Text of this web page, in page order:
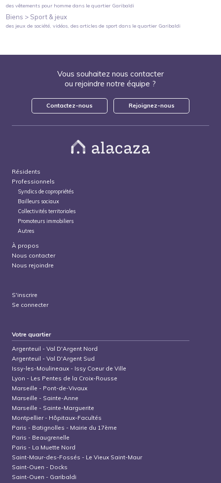
des vêtements pour homme dans le quartier Garibaldi
Biens > Sport & jeux
des jeux de société, vidéos, des articles de sport dans le quartier Garibaldi
Vous souhaitez nous contacter
ou rejoindre notre équipe ?
Contactez-nous Rejoignez-nous
Résidents
Professionnels
Syndics de copropriétés
Bailleurs sociaux
Collectivités territoriales
Promoteurs immobiliers
Autres
À propos
Nous contacter
Nous rejoindre
S'inscrire
Se connecter
Votre quartier
Argenteuil -Val D'Argent Nord
Argenteuil -Val D'Argent Sud
Issy-les-Moulineaux - Issy Coeur de Ville
Lyon - Les Pentes de la Croix-Rousse
Marseille - Pont-de-Vivaux
Marseille - Sainte-Anne
Marseille - Sainte-Marguerite
Montpellier- Hôpitaux-Facultés
Paris - Batignolles - Mairie du 17ème
Paris - Beaugrenelle
Paris - La Muette Nord
Saint-Maur-des-Fossés - Le Vieux Saint-Maur
Saint-Ouen - Docks
Saint-Ouen - Garibaldi